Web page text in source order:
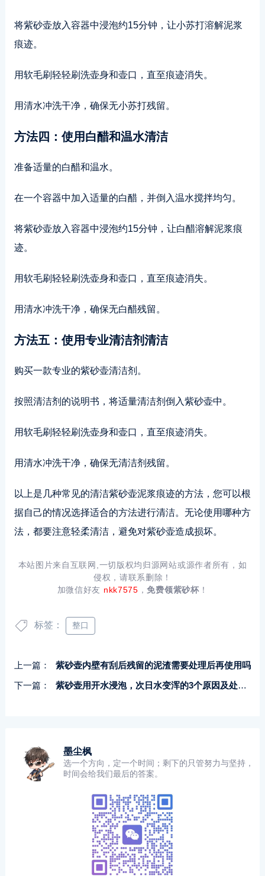
将紫砂壶放入容器中浸泡约15分钟，让小苏打溶解泥浆
痕迹。
用软毛刷轻轻刷洗壶身和壶口，直至痕迹消失。
用清水冲洗干净，确保无小苏打残留。
方法四：使用白醋和温水清洁
准备适量的白醋和温水。
在一个容器中加入适量的白醋，并倒入温水搅拌均匀。
将紫砂壶放入容器中浸泡约15分钟，让白醋溶解泥浆痕
迹。
用软毛刷轻轻刷洗壶身和壶口，直至痕迹消失。
用清水冲洗干净，确保无白醋残留。
方法五：使用专业清洁剂清洁
购买一款专业的紫砂壶清洁剂。
按照清洁剂的说明书，将适量清洁剂倒入紫砂壶中。
用软毛刷轻轻刷洗壶身和壶口，直至痕迹消失。
用清水冲洗干净，确保无清洁剂残留。
以上是几种常见的清洁紫砂壶泥浆痕迹的方法，您可以根
据自己的情况选择适合的方法进行清洁。无论使用哪种方
法，都要注意轻柔清洁，避免对紫砂壶造成损坏。
本站图片来自互联网,一切版权均归源网站或源作者所有，如
侵权，请联系删除！
加微信好友 nkk7575 ，免费领紫砂杯！
标签： 整口
上一篇：
紫砂壶内壁有刮后残留的泥渣需要处理后再使用吗
下一篇：
紫砂壶用开水浸泡，次日水变浑的3个原因及处理方法
墨尘枫
选一个方向，定一个时间；剩下的只管努力与坚持，
时间会给我们最后的答案。